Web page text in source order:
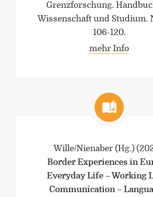
Grenzforschung.
Wissenschaft und Studium.
106-120.
mehr Info
Wille/Nienaber (Hg.)
Border Experiences in
Everyday Life – Working
Communication –